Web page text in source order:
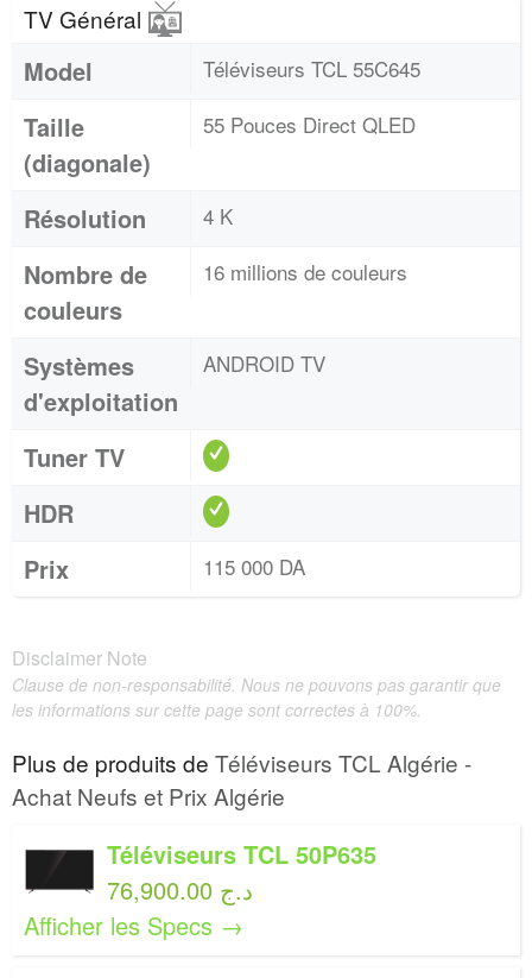
TV Général
Model Téléviseurs TCL 55C645
Taille
(diagonale)
55 Pouces Direct QLED
Résolution 4 K
Nombre de
couleurs
16 millions de couleurs
Systèmes
d'exploitation
ANDROID TV
Tuner TV
HDR
Prix
115 000 DA
Disclaimer Note
Clause de non-responsabilité. Nous ne pouvons pas garantir que
les informations sur cette page sont correctes à 100%.
Plus de produits de Téléviseurs TCL Algérie -
Achat Neufs et Prix Algérie
Téléviseurs TCL 50P635
76,900.00 د.ج
Afficher les Specs →